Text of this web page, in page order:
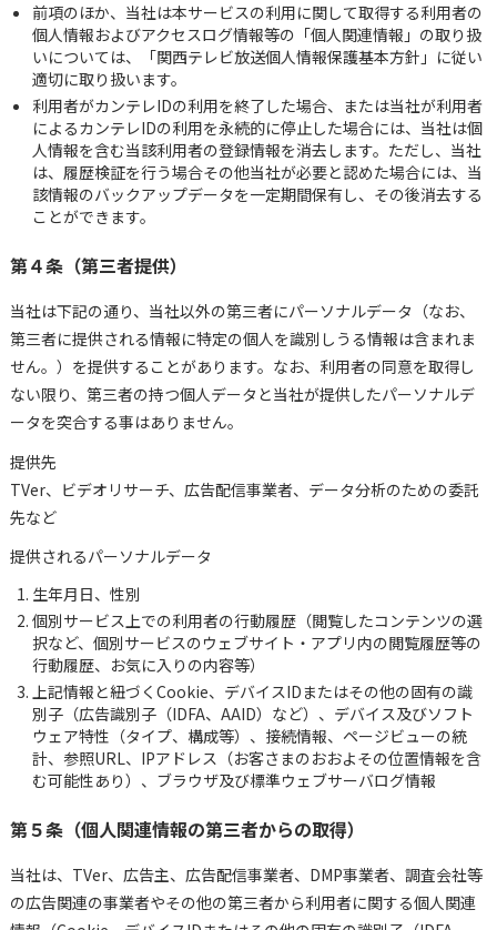
前項のほか、当社は本サービスの利用に関して取得する利用者の
個人情報およびアクセスログ情報等の「個人関連情報」の取り扱
いについては、「関西テレビ放送個人情報保護基本方針」に従い
適切に取り扱います。
利用者がカンテレIDの利用を終了した場合、または当社が利用者
によるカンテレIDの利用を永続的に停止した場合には、当社は個
人情報を含む当該利用者の登録情報を消去します。ただし、当社
は、履歴検証を行う場合その他当社が必要と認めた場合には、当
該情報のバックアップデータを一定期間保有し、その後消去する
ことができます。
第４条（第三者提供）
当社は下記の通り、当社以外の第三者にパーソナルデータ（なお、
第三者に提供される情報に特定の個人を識別しうる情報は含まれま
せん。）を提供することがあります。なお、利用者の同意を取得し
ない限り、第三者の持つ個人データと当社が提供したパーソナルデ
ータを突合する事はありません。
提供先
TVer、ビデオリサーチ、広告配信事業者、データ分析のための委託
先など
提供されるパーソナルデータ
生年月日、性別
個別サービス上での利用者の行動履歴（閲覧したコンテンツの選
択など、個別サービスのウェブサイト・アプリ内の閲覧履歴等の
行動履歴、お気に入りの内容等）
上記情報と紐づくCookie、デバイスIDまたはその他の固有の識
別子（広告識別子（IDFA、AAID）など）、デバイス及びソフト
ウェア特性（タイプ、構成等）、接続情報、ページビューの統
計、参照URL、IPアドレス（お客さまのおおよその位置情報を含
む可能性あり）、ブラウザ及び標準ウェブサーバログ情報
第５条（個人関連情報の第三者からの取得）
当社は、TVer、広告主、広告配信事業者、DMP事業者、調査会社等
の広告関連の事業者やその他の第三者から利用者に関する個人関連